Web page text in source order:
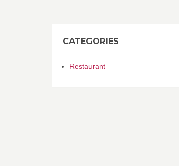
CATEGORIES
Restaurant